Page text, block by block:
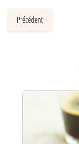
Précédent